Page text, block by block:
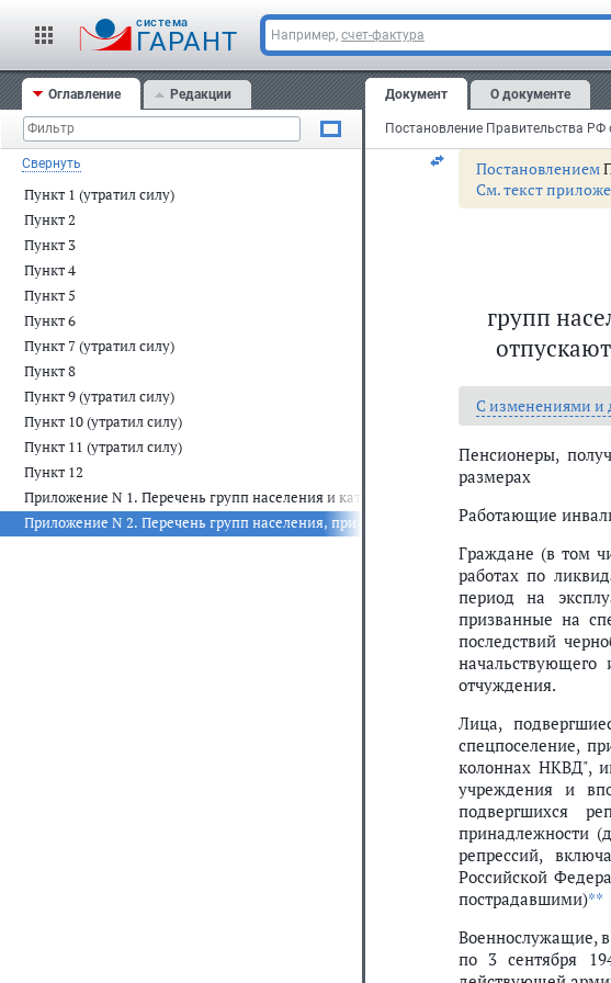
cистема
ГАРАНТ Например, счет-фактура
Оглавление Редакции
Свернуть
Пункт 1 (утратил силу)
Пункт 2
Пункт 3
Пункт 4
Пункт 5
Пункт 6
Пункт 7 (утратил силу)
Пункт 8
Пункт 9 (утратил силу)
Пункт 10 (утратил силу)
Пункт 11 (утратил силу)
Пункт 12
Приложение N 1. Перечень групп населения и категорий заболеваний, при
Приложение N 2. Перечень групп населения, при амбулаторном лечении которых
Документ О документе
Аддисонова
Шизофрения и
Постановлением
См. текст
групп
С изменениями и
Пенсионеры,
размерах
Работающие
Граждане (в том
работах по
период на
призванные на
последствий
отчуждения.
Лица,
спецпоселение,
колоннах НКВД",
учреждения и
подвергшихся
принадлежности
репрессий,
Российской
пострадавшими)**
Военнослужащие,
по 3 сентября